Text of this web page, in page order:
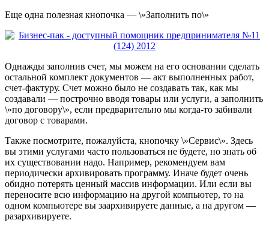
Еще одна полезная кнопочка — \»Заполнить по\»
Однажды заполнив счет, мы можем на его основании сделать
остальной комплект документов — акт выполненных работ,
счет-фактуру. Счет можно было не создавать так, как мы
создавали — построчно вводя товары или услуги, а заполнить
\»по договору\», если предварительно мы когда-то забивали
договор с товарами.
Также посмотрите, пожалуйста, кнопочку \»Сервис\». Здесь
вы этими услугами часто пользоваться не будете, но знать об
их существовании надо. Например, рекомендуем вам
периодически архивировать программу. Иначе будет очень
обидно потерять ценный массив информации. Или если вы
переносите всю информацию на другой компьютер, то на
одном компьютере вы заархивируете данные, а на другом —
разархивируете.